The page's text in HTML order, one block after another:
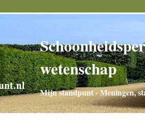
wetenschap
Mijn standpunt - Meningen,